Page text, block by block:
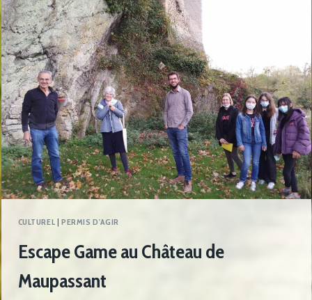
CULTUREL |PERMIS D'AGIR
Escape Game au Château de
Maupassant